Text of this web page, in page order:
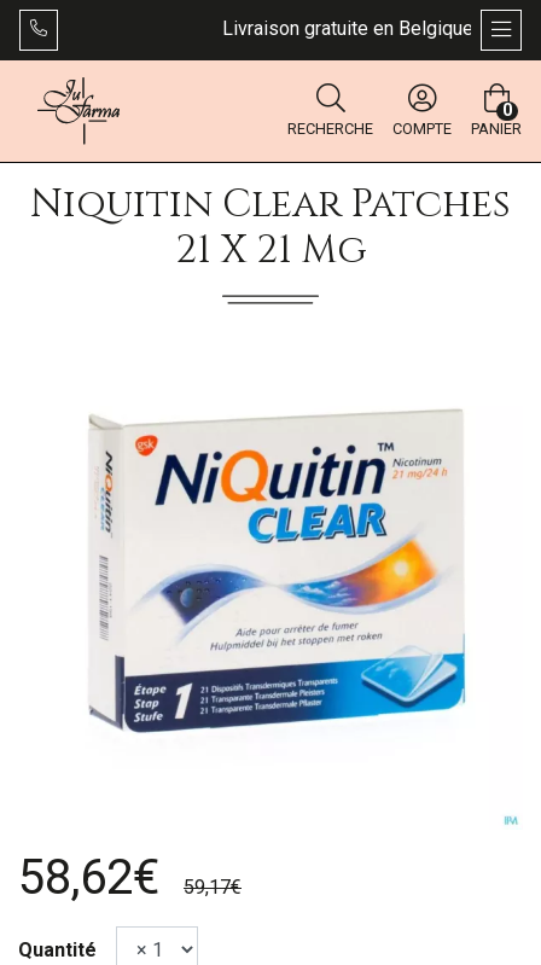
Livraison gratuite en Belgique dès 49
RECHERCHE COMPTE PANIER
0
Niquitin Clear Patches
21 X 21 Mg
58,62€ 59,17€
Quantité